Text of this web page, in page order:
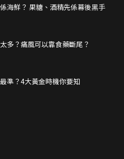
海鮮？ 果糖、酒精先係幕後黑手
多？痛風可以靠食藥斷尾？
準？4大黃金時機你要知